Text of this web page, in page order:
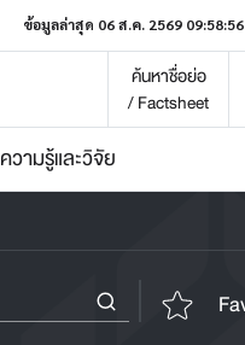
ข้อมูลล่าสุด 06 ส.ค. 2569 09:58:56
ค้นหาชื่อย่อ
/ Factsheet
ความรู้และวิจัย